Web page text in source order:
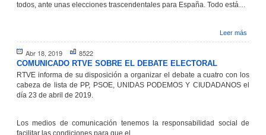
todos, ante unas elecciones trascendentales para España. Todo está…
Leer más
Abr 18, 2019 8522
COMUNICADO RTVE SOBRE EL DEBATE ELECTORAL
RTVE informa de su disposición a organizar el debate a cuatro con los
cabeza de lista de PP, PSOE, UNIDAS PODEMOS Y CIUDADANOS el
día 23 de abril de 2019.
Los medios de comunicación tenemos la responsabilidad social de
facilitar las condiciones para que el…